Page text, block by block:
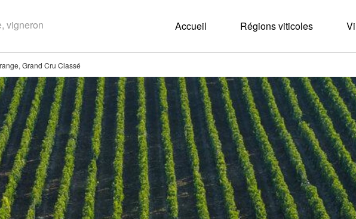
Accueil Régions viticoles
Grand Cru Classé